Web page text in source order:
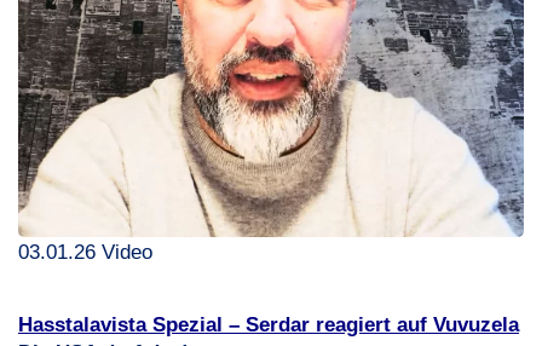
03.01.26 Video
Hasstalavista Spezial – Serdar reagiert auf Vuvuzela